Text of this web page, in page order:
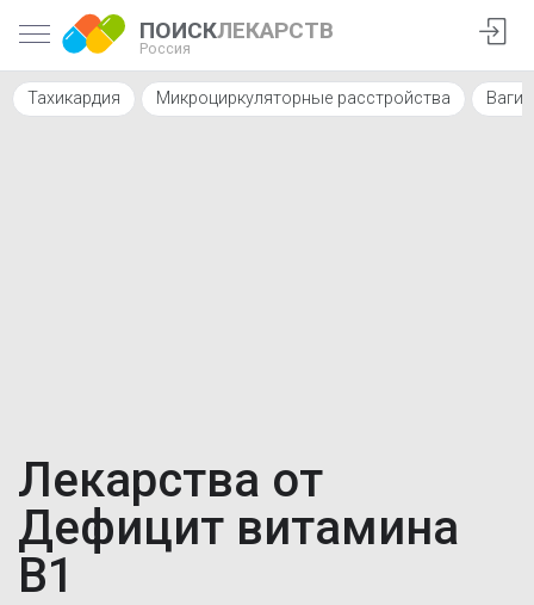
ПОИСКЛЕКАРСТВ
Россия
Тахикардия Микроциркуляторные расстройства
Лекарства от
Дефицит витамина
В1